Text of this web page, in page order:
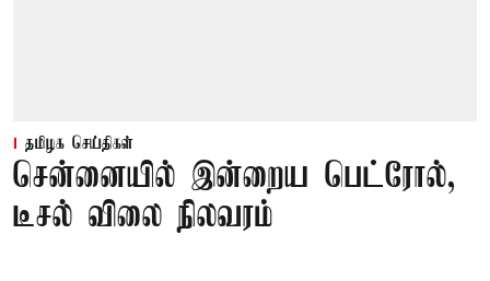
தமிழக செய்திகள்
சென்னையில் இன்றைய பெட்ரோல்,
டீசல் விலை நிலவரம்